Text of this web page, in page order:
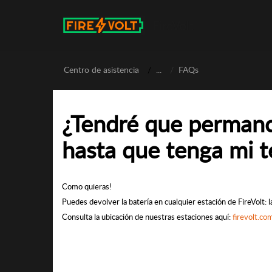
Centro de asistencia FAQs
¿Tendré que
hasta que tenga mi
Como quieras!
Puedes devolver la batería en cualquier estación de FireVolt:
Consulta la ubicación de nuestras estaciones aquí: